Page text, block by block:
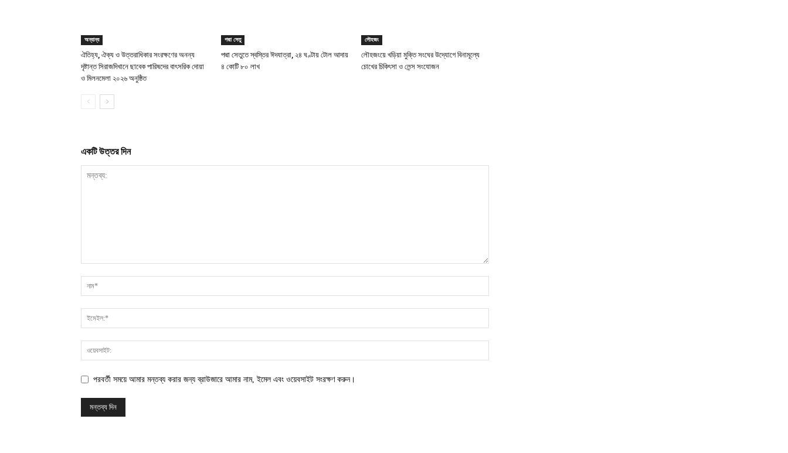
অন্যান্য
ঐতিহ্য, ঐক্য ও উত্তরাধিকার সংরক্ষণের অনন্য
দৃষ্টান্ত সিরাজদিখানে ছাবেক পারিষদের বাৎসরিক দোয়া
ও মিলনমেলা ২০২৬ অনুষ্ঠিত
পদ্মা সেতু
পদ্মা সেতুতে স্বস্তির ঈদযাত্রা, ২৪ ঘণ্টায় টোল আদায়
৪ কোটি ৮০ লাখ
লৌহজং
লৌহজংয়ে খড়িয়া মুক্তি সংঘের উদ্যোগে বিনামূল্যে
চোখের চিকিৎসা ও লেন্স সংযোজন
একটি উত্তর দিন
পরবর্তী সময়ে আমার মন্তব্য করার জন্য ব্রাউজারে আমার নাম, ইমেল এবং ওয়েবসাইট সংরক্ষণ করুন।